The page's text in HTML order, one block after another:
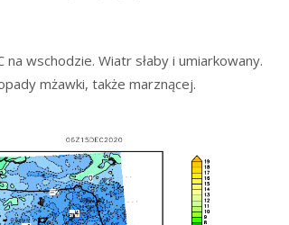
wschodzie. Wiatr słaby i umiarkowany.
mżawki, także marznącej.